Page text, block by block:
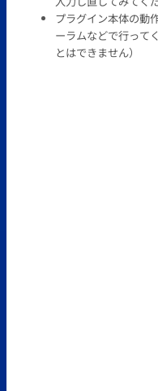
プラグイン本体の動
ーラムなどで行って
とはできません）